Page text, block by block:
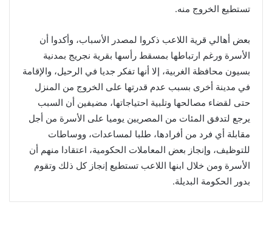
تستطيع الخروج منه.
بعض أهالي قرية اللاعب ذكروا لمصدر الأسباب، وأكدوا أن
الأسرة ورغم ارتباطها بمسقط رأسها بقرية نجريج بمدنية
بسيون محافظة الغربية، إلا أنها تفكر جديا في الرحيل، والإقامة
في مدينة أخرى بسبب عدم قدرتها على الخروج من المنزل
حتى لقضاء مصالحها وتلبية احتياجاتها، مضيفين أن السبب
يرجع لتدفق المئات من المصريين يوميا على الأسرة من أجل
مقابلة أي فرد من أفرادها، طلبا لمساعدات، ووساطات
للتوظيف، وإنجاز بعض المعاملات الحكومية، اعتقادا منهم أن
الأسرة ومن خلال ابنها اللاعب تستطيع إنجاز كل ذلك وتقوم
بدور الحكومة البديلة.